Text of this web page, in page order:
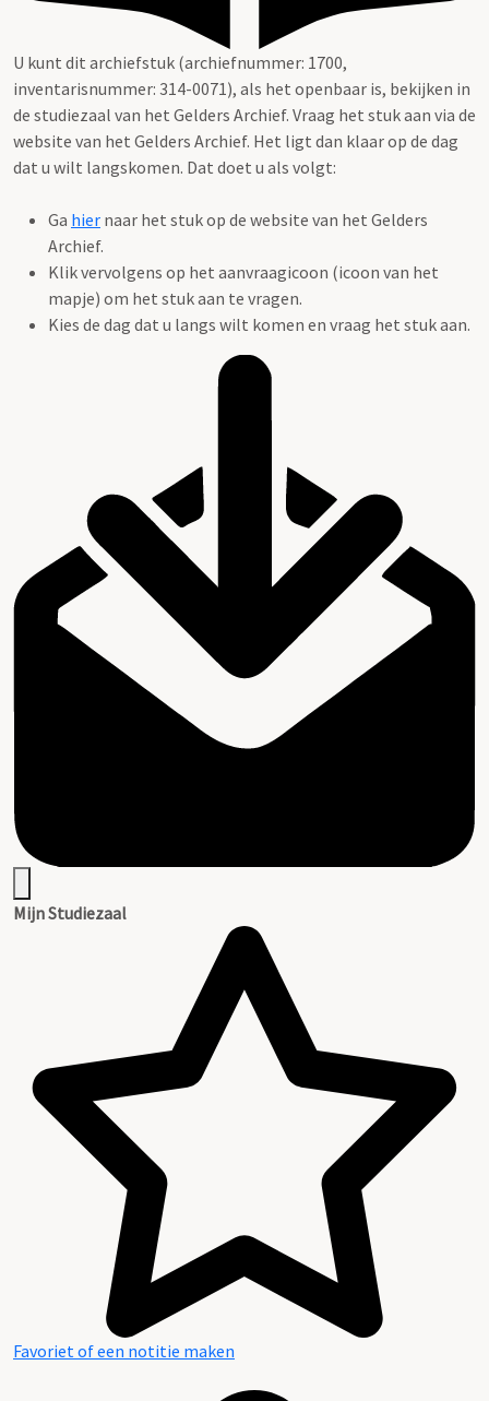
U kunt dit archiefstuk (archiefnummer: 1700,
inventarisnummer: 314-0071), als het openbaar is, bekijken in
de studiezaal van het Gelders Archief. Vraag het stuk aan via de
website van het Gelders Archief. Het ligt dan klaar op de dag
dat u wilt langskomen. Dat doet u als volgt:
Ga hier naar het stuk op de website van het Gelders
Archief.
Klik vervolgens op het aanvraagicoon (icoon van het
mapje) om het stuk aan te vragen.
Kies de dag dat u langs wilt komen en vraag het stuk aan.
Mijn Studiezaal
Favoriet of een notitie maken